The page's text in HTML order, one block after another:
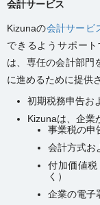
会計サービス
Kizunaの会計サービ
できるようサポー
は、専任の会計部門
に進めるために提供
初期税務申告お
Kizunaは、企業
事業税の申
会計方式お
付加価値税
く）
企業の電子